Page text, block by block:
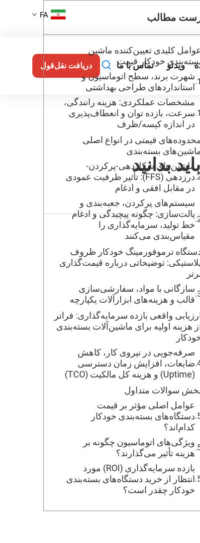
FA
ویدئو تماس با ما دریافت نقل‌قول
بدانید
مطالب
عوامل کلیدی تعیین‌کننده ماشین
خودکار قیمت
شهرت برند، سطح اتوماسیون و
استانداردهای طراحی بهداشتی
مشخصات عملکردی: هزینه رانندگی،
سرعت، بازده توان و انعطاف‌پذیری
در اندازه کیسه/ظرف
قیمتی در انواع اصلی
بسته‌بندی
ماشین‌های شکل‌دهی-پرکردن-
درزدهی (FFS): تأثیر ظرفیت عمودی
در مقابل افقی و ادغام
سیستم‌های پرکردن، جعبه‌بندی و
پالت‌سازی: چگونه پیچیدگی و ادغام
خط تولید، سرمایه‌گذاری را
مقیاس‌بندی می‌کنند
ترموفورمینگ خودکار ظروف
توضیحاتی درباره قیمت‌گذاری
سازگانی با مواد، سفارشی‌سازی
قالب و هزینه‌های ابزارآلات یکپارچه
ارزیابی واقعی بازده سرمایه‌گذاری: فراتر
از هزینه اولیه برای ماشین‌آلات بسته‌بندی
صرفه‌جویی در نیروی کار، کاهش
ضایعات، افزایش زمان دسترسی
(Uptime) و هزینه کل مالکیت (TCO)
سوالات متداول
عوامل اصلی مؤثر بر قیمت
دستگاه‌های بسته‌بندی خودکار
کدام‌اند؟
ویژگی‌های اتوماسیون چگونه بر
هزینه تأثیر می‌گذارند؟
بازده سرمایه‌گذاری (ROI) مورد
انتظار از خرید دستگاه‌های بسته‌بندی
خودکار چقدر است؟